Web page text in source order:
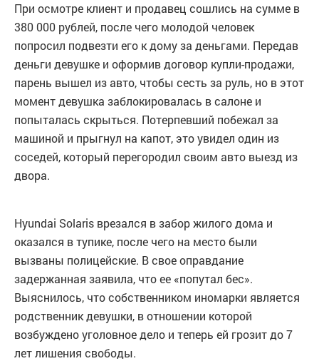
При осмотре клиент и продавец сошлись на сумме в
380 000 рублей, после чего молодой человек
попросил подвезти его к дому за деньгами. Передав
деньги девушке и оформив договор купли-продажи,
парень вышел из авто, чтобы сесть за руль, но в этот
момент девушка заблокировалась в салоне и
попыталась скрыться. Потерпевший побежал за
машиной и прыгнул на капот, это увидел один из
соседей, который перегородил своим авто выезд из
двора.
Hyundai Solaris врезался в забор жилого дома и
оказался в тупике, после чего на место были
вызваны полицейские. В свое оправдание
задержанная заявила, что ее «попутал бес».
Выяснилось, что собственником иномарки является
родственник девушки, в отношении которой
возбуждено уголовное дело и теперь ей грозит до 7
лет лишения свободы.